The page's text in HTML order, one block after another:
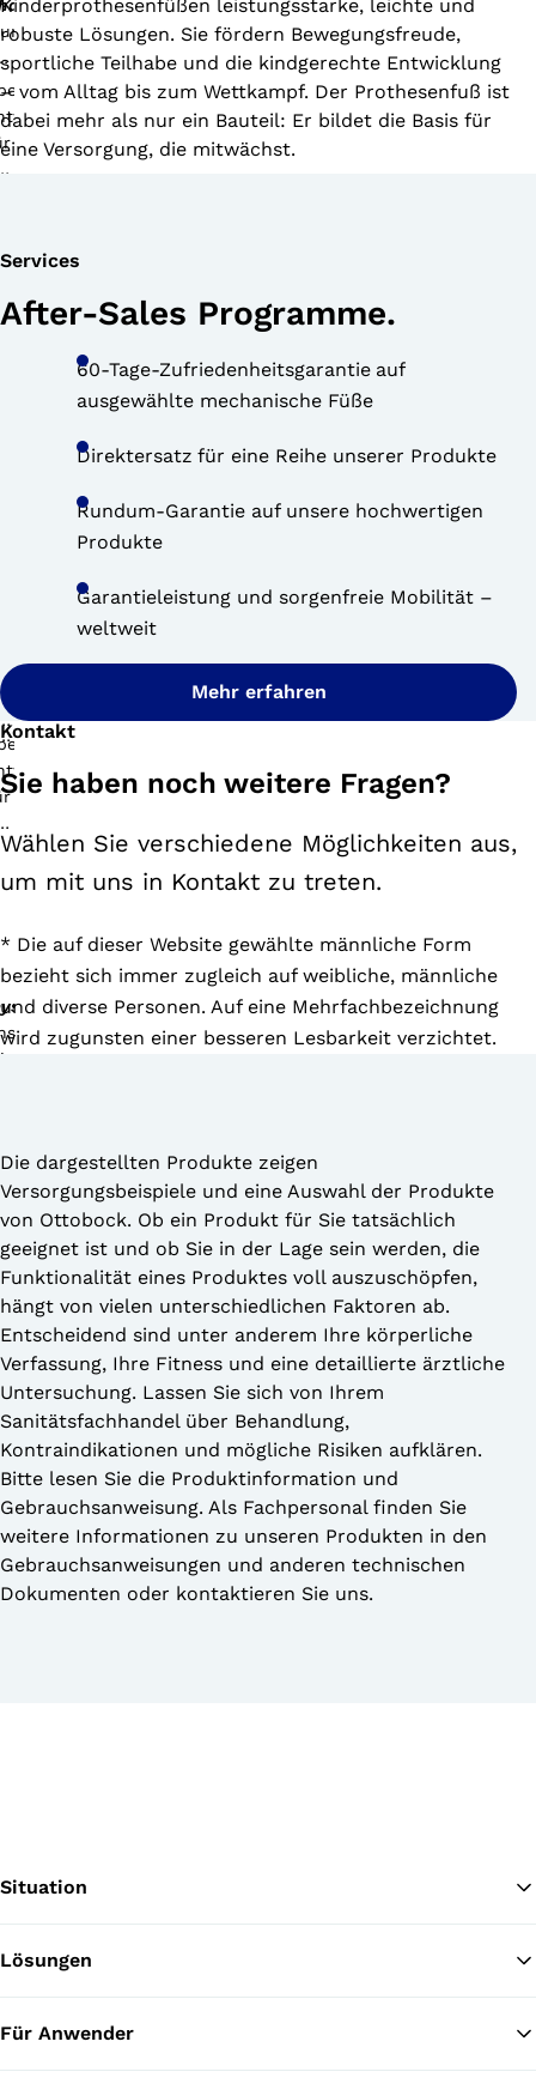
Kinderprothesenfüßen leistungsstarke, leichte und
robuste Lösungen. Sie fördern Bewegungsfreude,
sportliche Teilhabe und die kindgerechte Entwicklung
– vom Alltag bis zum Wettkampf. Der Prothesenfuß ist
dabei mehr als nur ein Bauteil: Er bildet die Basis für
eine Versorgung, die mitwächst.
Services
After-Sales Programme.
60-Tage-Zufriedenheitsgarantie auf
ausgewählte mechanische Füße
Direktersatz für eine Reihe unserer Produkte
Rundum-Garantie auf unsere hochwertigen
Produkte
Garantieleistung und sorgenfreie Mobilität –
weltweit
Mehr erfahren
Kontakt
Sie haben noch weitere Fragen?
Wählen Sie verschiedene Möglichkeiten aus,
um mit uns in Kontakt zu treten.
* Die auf dieser Website gewählte männliche Form
bezieht sich immer zugleich auf weibliche, männliche
und diverse Personen. Auf eine Mehrfachbezeichnung
wird zugunsten einer besseren Lesbarkeit verzichtet.
Die dargestellten Produkte zeigen
Versorgungsbeispiele und eine Auswahl der Produkte
von Ottobock. Ob ein Produkt für Sie tatsächlich
geeignet ist und ob Sie in der Lage sein werden, die
Funktionalität eines Produktes voll auszuschöpfen,
hängt von vielen unterschiedlichen Faktoren ab.
Entscheidend sind unter anderem Ihre körperliche
Verfassung, Ihre Fitness und eine detaillierte ärztliche
Untersuchung. Lassen Sie sich von Ihrem
Sanitätsfachhandel über Behandlung,
Kontraindikationen und mögliche Risiken aufklären.
Bitte lesen Sie die Produktinformation und
Gebrauchsanweisung. Als Fachpersonal finden Sie
weitere Informationen zu unseren Produkten in den
Gebrauchsanweisungen und anderen technischen
Dokumenten oder kontaktieren Sie uns.
Situation
Lösungen
Für Anwender